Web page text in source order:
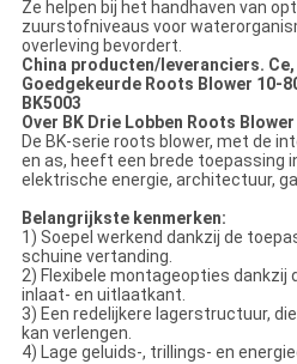
Ze helpen bij het handhaven van
zuurstofniveaus voor
overleving bevordert.
China producten/leveranciers. Ce,
Goedgekeurde Roots Blower 10-
BK5003
Over BK Drie Lobben Roots Blower
De BK-serie roots blower, met de
en as, heeft een brede toepassing
elektrische energie, architectuur,
Belangrijkste kenmerken:
1) Soepel werkend dankzij de
schuine vertanding.
2) Flexibele montageopties
inlaat- en uitlaatkant.
3) Een redelijkere lagerstructuur,
kan verlengen.
4) Lage geluids-, trillings- en